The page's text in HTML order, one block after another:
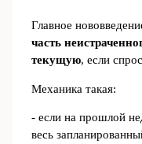
Главное
часть
текущую, если
Механика такая:
- если на прошлой
весь